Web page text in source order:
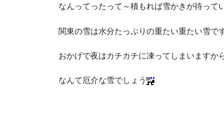
なんってったって～積もれば雪かきが待って
関東の雪は水分たっぷりの重たい重たい雪で
おかげで夜はカチカチに凍ってしまいますか
なんて厄介な雪でしょう